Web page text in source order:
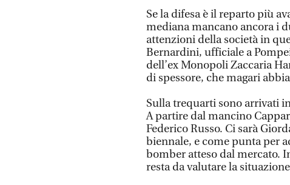
Se la difesa è il reparto più
mediana mancano ancora i
attenzioni della società in
Bernardini, ufficiale a
dell’ex Monopoli Zaccaria
di spessore, che magari
Sulla trequarti sono arrivati
A partire dal mancino
Federico Russo. Ci sarà
biennale, e come punta per
bomber atteso dal mercato.
resta da valutare la